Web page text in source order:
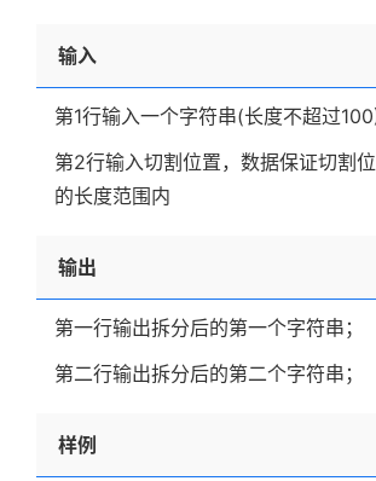
输入
第1行输入一个字符串(长度不超过
第2行输入切割位置，数据保证切割
的长度范围内
输出
第一行输出拆分后的第一个字符串；
第二行输出拆分后的第二个字符串；
样例